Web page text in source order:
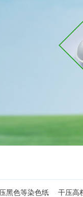
黑色等染色纸 干压高